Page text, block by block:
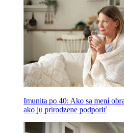
Imunita po 40: Ako sa mení
ako ju prirodzene podporiť